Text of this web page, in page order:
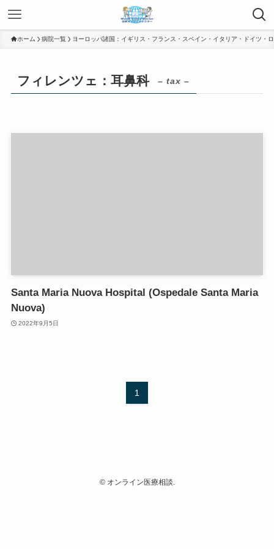
ホーム 病院一覧 ヨーロッパ諸国：イギリス・フランス・スペイン・イタリア・ドイツ・
フィレンツェ：耳鼻科 – tax –
Santa Maria Nuova Hospital (Ospedale Santa Maria
Nuova)
2022年9月5日
1
©オンライン医療相談.